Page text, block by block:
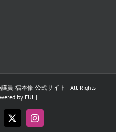
員 福本修 公式サイト | All Rights
by FUL |
X Instagram